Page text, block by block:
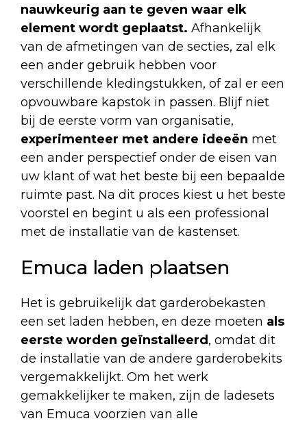
nauwkeurig aan te geven waar elk
element wordt geplaatst. Afhankelijk
van de afmetingen van de secties, zal elk
een ander gebruik hebben voor
verschillende kledingstukken, of zal er een
opvouwbare kapstok in passen. Blijf niet
bij de eerste vorm van organisatie,
experimenteer met andere ideeën met
een ander perspectief onder de eisen van
uw klant of wat het beste bij een bepaalde
ruimte past. Na dit proces kiest u het beste
voorstel en begint u als een professional
met de installatie van de kastenset.
Emuca laden plaatsen
Het is gebruikelijk dat garderobekasten
een set laden hebben, en deze moeten als
eerste worden geïnstalleerd , omdat dit
de installatie van de andere garderobekits
vergemakkelijkt. Om het werk
gemakkelijker te maken, zijn de ladesets
van Emuca voorzien van alle